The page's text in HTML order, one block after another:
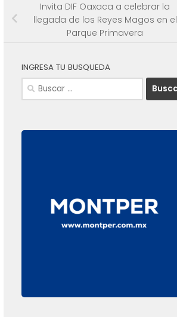
Invita DIF Oaxaca a celebrar la
llegada de los Reyes Magos en el
Parque Primavera
INGRESA TU BUSQUEDA
Buscar: